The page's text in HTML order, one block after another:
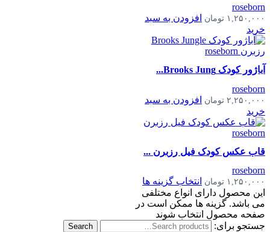
roseborn
۱,۲۵۰,۰۰۰ تومان
افزودن به سبد
خرید
آباژور کودک Brooks Jung...
roseborn
۲,۲۵۰,۰۰۰ تومان
افزودن به سبد
خرید
قاب عکس کودک فیل رزبرن ...
roseborn
۱,۲۵۰,۰۰۰ تومان
انتخاب گزینه ها
این محصول دارای انواع مختلفی
می باشد. گزینه ها ممکن است در
صفحه محصول انتخاب شوند
جستجو برای:
Search